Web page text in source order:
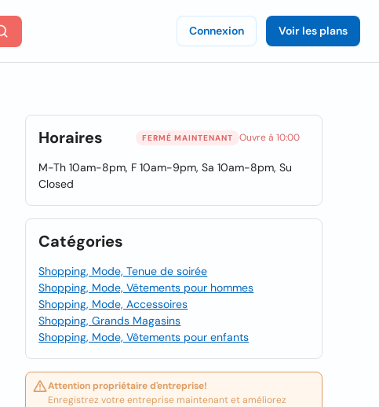
Connexion Voir les plans
Horaires FERMÉ MAINTENANT Ouvre à 10:00
M-Th 10am-8pm, F 10am-9pm, Sa 10am-8pm, Su
Closed
Catégories
Shopping, Mode, Tenue de soirée
Shopping, Mode, Vêtements pour hommes
Shopping, Mode, Accessoires
Shopping, Grands Magasins
Shopping, Mode, Vêtements pour enfants
Attention propriétaire d'entreprise!
Enregistrez votre entreprise maintenant et améliorez